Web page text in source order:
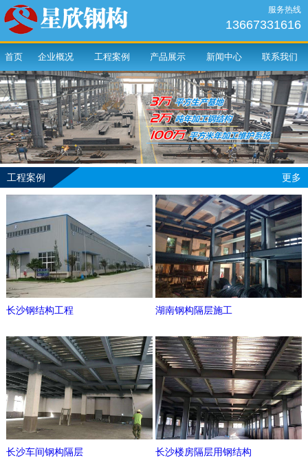
服务热线
13667331616
首页 企业概况 工程案例 产品展示 新闻中心 联系我们
工程案例 更多
长沙钢结构工程 湖南钢构隔层施工
长沙车间钢构隔层 长沙楼房隔层用钢结构